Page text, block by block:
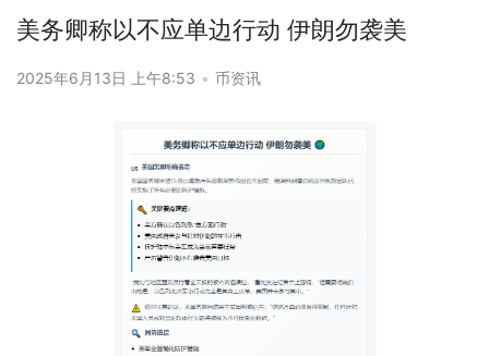
美务卿称以不应单边行动 伊朗勿袭美
2025年6月13日 上午8:53 • 币资讯